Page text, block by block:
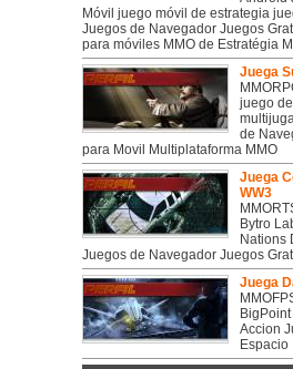
Móvil juego móvil de estrategia
Juegos de Navegador Juegos
para móviles MMO de Estratégia
Juega
juego
de
para Movil Multiplataforma MMO
Juega
WW3
Bytro
Nations
Juegos de Navegador Juegos
Juega
Accion
Espacio